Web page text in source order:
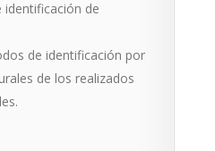
de
de identificación por
de los realizados